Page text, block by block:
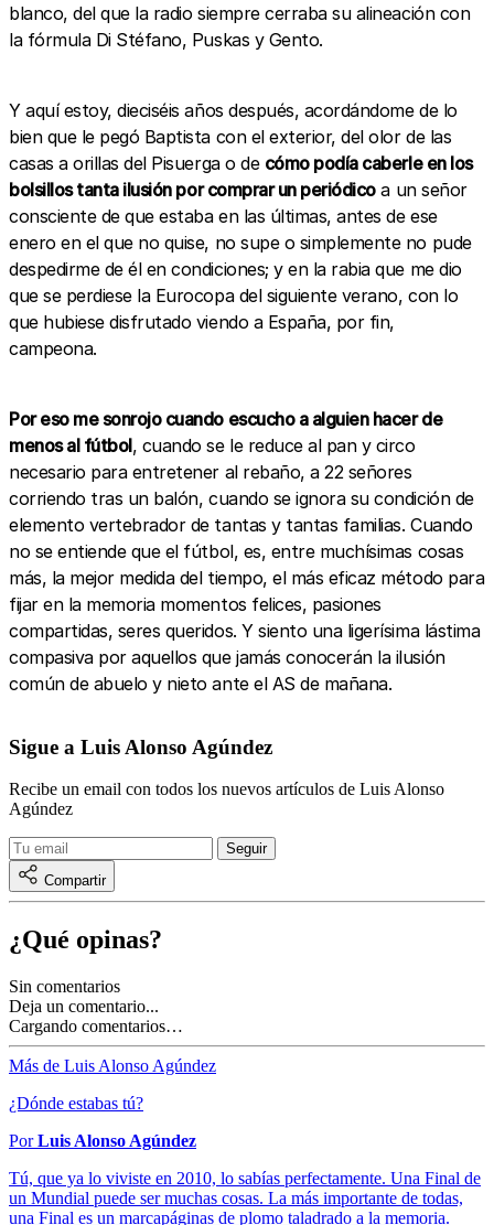
blanco, del que la radio siempre cerraba su alineación con
la fórmula Di Stéfano, Puskas y Gento.
Y aquí estoy, dieciséis años después, acordándome de lo
bien que le pegó Baptista con el exterior, del olor de las
casas a orillas del Pisuerga o de cómo podía caberle en los
bolsillos tanta ilusión por comprar un periódicoa un señor
consciente de que estaba en las últimas, antes de ese
enero en el que no quise, no supe o simplemente no pude
despedirme de él en condiciones; y en la rabia que me dio
que se perdiese la Eurocopa del siguiente verano, con lo
que hubiese disfrutado viendo a España, por fin,
campeona.
Por eso me sonrojo cuando escucho a alguien hacer de
menos al fútbol, cuando se le reduce al pan y circo
necesario para entretener al rebaño, a 22 señores
corriendo tras un balón, cuando se ignora su condición de
elemento vertebrador de tantas y tantas familias. Cuando
no se entiende que el fútbol, es, entre muchísimas cosas
más, la mejor medida del tiempo, el más eficaz método para
fijar en la memoria momentos felices, pasiones
compartidas, seres queridos. Y siento una ligerísima lástima
compasiva por aquellos que jamás conocerán la ilusión
común de abuelo y nieto ante el AS de mañana.
Sigue a Luis Alonso Agúndez
Recibe un email con todos los nuevos artículos de Luis Alonso
Agúndez
Compartir
¿Qué opinas?
Sin comentarios
Deja un comentario...
Cargando comentarios…
Más de Luis Alonso Agúndez
¿Dónde estabas tú?
PorLuis Alonso Agúndez
Tú, que ya lo viviste en 2010, lo sabías perfectamente. Una Final de
un Mundial puede ser muchas cosas. La más importante de todas,
una Final es un marcapáginas de plomo taladrado a la memoria.